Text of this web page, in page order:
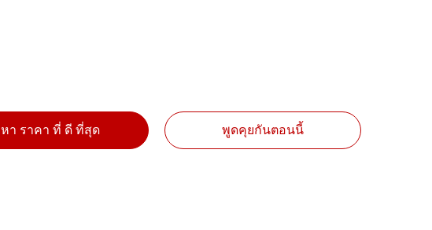
หา ราคา ที่ ดี ที่สุด พูดคุยกันตอนนี้